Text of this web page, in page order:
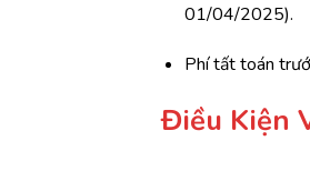
01/04/2025).
Phí tất toán
Điều Kiện